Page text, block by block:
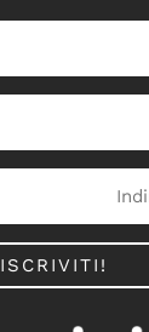
ISCRIVITI!